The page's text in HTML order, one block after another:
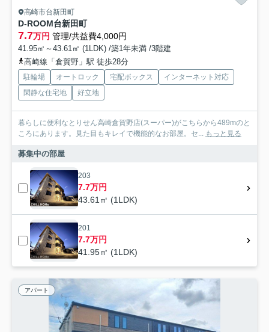
高崎市台新田町
D-ROOM台新田町
7.7万円 管理/共益費4,000円
41.95㎡～43.61㎡ (1LDK) /築1年未満 /3階建
高崎線「倉賀野」駅 徒歩28分
駐輪場 オートロック 宅配ボックス
インターネット対応
閑静な住宅地
好立地
暮らしに便利なとりせん高崎倉賀野店(スーパー)がこちらから489mのと
ころにあります。見た目もキレイで機能的なお部屋。セ... もっと見る
募集中の部屋
203
7.7万円
43.61㎡ (1LDK)
201
7.7万円
41.95㎡ (1LDK)
アパート